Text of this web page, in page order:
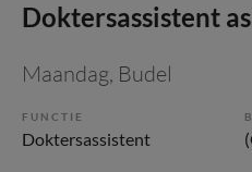
Doktersassistent
Maandag, Budel
FUNCTIE
Doktersassistent